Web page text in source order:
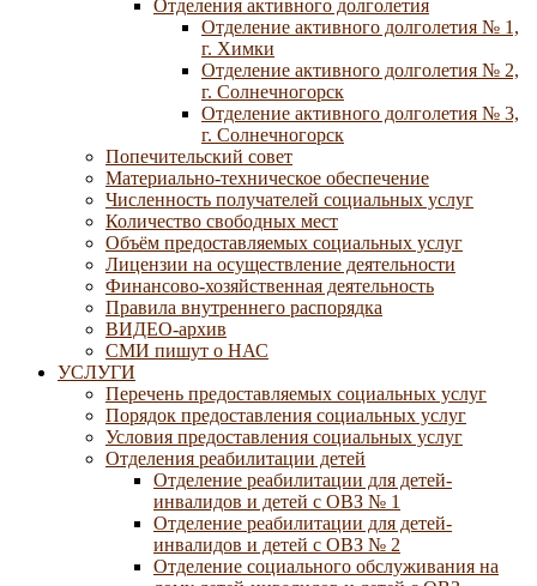
Отделения активного долголетия
Отделение активного долголетия № 1,
г. Химки
Отделение активного долголетия № 2,
г. Солнечногорск
Отделение активного долголетия № 3,
г. Солнечногорск
Попечительский совет
Материально-техническое обеспечение
Численность получателей социальных услуг
Количество свободных мест
Объём предоставляемых социальных услуг
Лицензии на осуществление деятельности
Финансово-хозяйственная деятельность
Правила внутреннего распорядка
ВИДЕО-архив
СМИ пишут о НАС
УСЛУГИ
Перечень предоставляемых социальных услуг
Порядок предоставления социальных услуг
Условия предоставления социальных услуг
Отделения реабилитации детей
Отделение реабилитации для детей-
инвалидов и детей с ОВЗ № 1
Отделение реабилитации для детей-
инвалидов и детей с ОВЗ № 2
Отделение социального обслуживания на